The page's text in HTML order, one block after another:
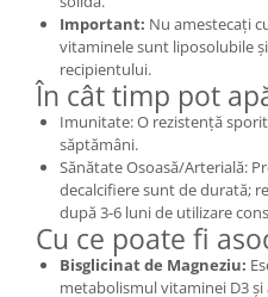
Important: Nu amestecați
vitaminele sunt liposolubile
recipientului.
În cât timp pot
Imunitate: O rezistență
săptămâni.
Sănătate Osoasă/Arterială:
decalcifiere sunt de durată;
după 3-6 luni de utilizare
Cu ce poate fi
Bisglicinat de Magneziu:
metabolismul vitaminei D3